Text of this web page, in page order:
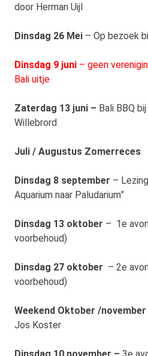
door Herman Uijl
Dinsdag 26 Mei – Op bezoek
Dinsdag 9 juni – geen
Bali uitje
Zaterdag 13 juni – Bali BBQ
Willebrord
Juli / Augustus Zomerreces
Dinsdag 8 september –
Aquarium naar Paludarium”
Dinsdag 13 oktober – 1e
voorbehoud)
Dinsdag 27 oktober – 2e
voorbehoud)
Weekend Oktober /november
Jos Koster